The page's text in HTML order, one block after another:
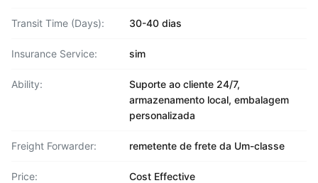
Transit Time (Days): 30-40 dias
Insurance Service: sim
Ability:
Suporte ao cliente 24/7,
armazenamento local, embalagem
personalizada
Freight Forwarder: remetente de frete da Um-classe
Price: Cost Effective